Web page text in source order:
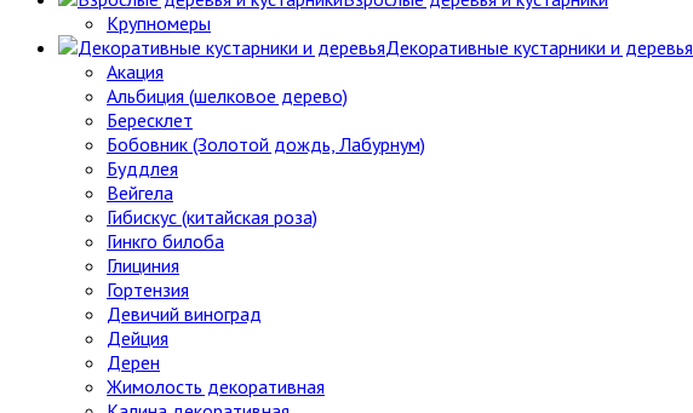
Крупномеры
Декоративные кустарники и деревья
Акация
Альбиция (шелковое дерево)
Бересклет
Бобовник (Золотой дождь, Лабурнум)
Буддлея
Вейгела
Гибискус (китайская роза)
Гинкго билоба
Глициния
Гортензия
Девичий виноград
Дейция
Дерен
Жимолость декоративная